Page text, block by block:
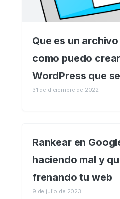
Que es un
como puedo
WordPress que
31 de diciembre de 2022
Rankear en
haciendo mal y
frenando tu web
9 de julio de 2023